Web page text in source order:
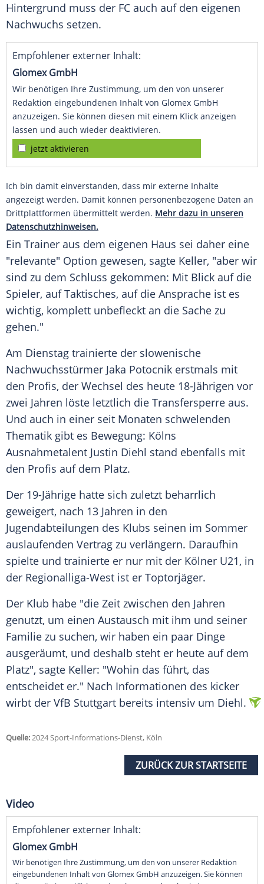
Hintergrund muss der FC auch auf den eigenen
Nachwuchs setzen.
Empfohlener externer Inhalt:
Glomex GmbH
Wir benötigen Ihre Zustimmung, um den von unserer
Redaktion eingebundenen Inhalt von Glomex GmbH
anzuzeigen. Sie können diesen mit einem Klick anzeigen
lassen und auch wieder deaktivieren.
jetzt aktivieren
Ich bin damit einverstanden, dass mir externe Inhalte
angezeigt werden. Damit können personenbezogene Daten an
Drittplattformen übermittelt werden. Mehr dazu in unseren
Datenschutzhinweisen.
Ein Trainer aus dem eigenen Haus sei daher eine
"relevante" Option gewesen, sagte Keller, "aber wir
sind zu dem Schluss gekommen: Mit Blick auf die
Spieler, auf Taktisches, auf die Ansprache ist es
wichtig, komplett unbefleckt an die Sache zu
gehen."
Am Dienstag trainierte der slowenische
Nachwuchsstürmer Jaka Potocnik erstmals mit
den Profis, der Wechsel des heute 18-Jährigen vor
zwei Jahren löste letztlich die Transfersperre aus.
Und auch in einer seit Monaten schwelenden
Thematik gibt es Bewegung: Kölns
Ausnahmetalent Justin Diehl stand ebenfalls mit
den Profis auf dem Platz.
Der 19-Jährige hatte sich zuletzt beharrlich
geweigert, nach 13 Jahren in den
Jugendabteilungen des Klubs seinen im Sommer
auslaufenden Vertrag zu verlängern. Daraufhin
spielte und trainierte er nur mit der Kölner U21, in
der Regionalliga-West ist er Toptorjäger.
Der Klub habe "die Zeit zwischen den Jahren
genutzt, um einen Austausch mit ihm und seiner
Familie zu suchen, wir haben ein paar Dinge
ausgeräumt, und deshalb steht er heute auf dem
Platz", sagte Keller: "Wohin das führt, das
entscheidet er." Nach Informationen des kicker
wirbt der VfB Stuttgart bereits intensiv um Diehl.
Quelle:2024 Sport-Informations-Dienst, Köln
ZURÜCK ZUR STARTSEITE
Video
Empfohlener externer Inhalt:
Glomex GmbH
Wir benötigen Ihre Zustimmung, um den von unserer Redaktion
eingebundenen Inhalt von Glomex GmbH anzuzeigen. Sie können